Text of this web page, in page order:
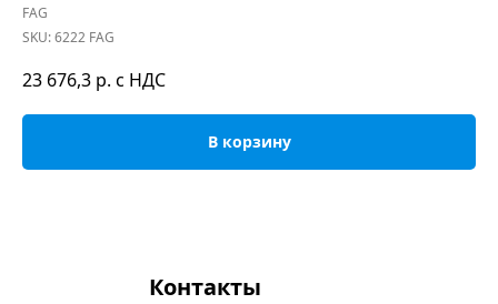
FAG
SKU:6222 FAG
23 676,3 р. с НДС
В корзину
Контакты